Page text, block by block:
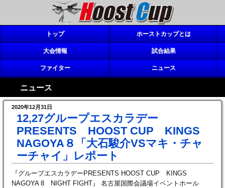
トップ ホーストカップとは
大会情報 試合結果
ファイター ニュース
ニュース
2020年12月31日
12,27グループエスカラデー
PRESENTS HOOST CUP KINGS
NAGOYA８「大石駿介VSマキ・チャ
ーチャイ」レポート
『グループエスカラデーPRESENTS HOOST CUP KINGS
NAGOYA 8 NIGHT FIGHT』 名古屋国際会議場イベントホール